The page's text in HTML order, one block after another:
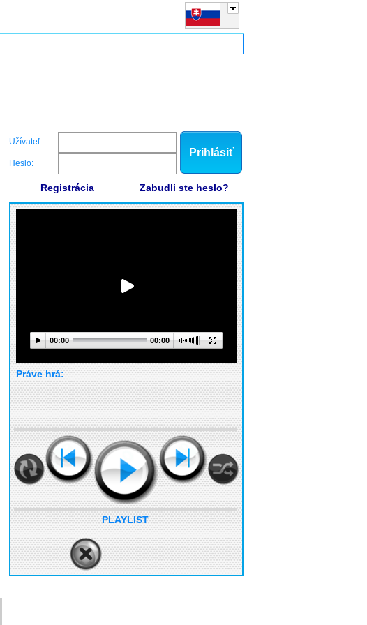
Užívateľ:
Heslo:
Prihlásiť
Registrácia Zabudli ste heslo?
00:00 00:00
Práve hrá:
PLAYLIST